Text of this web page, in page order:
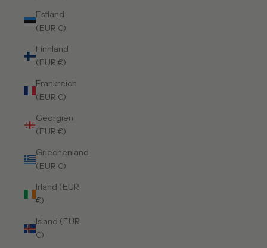
Estland
(EUR €)
Finnland
(EUR €)
Frankreich
(EUR €)
Georgien
(EUR €)
Griechenland
(EUR €)
Irland (EUR
€)
Island (EUR
€)